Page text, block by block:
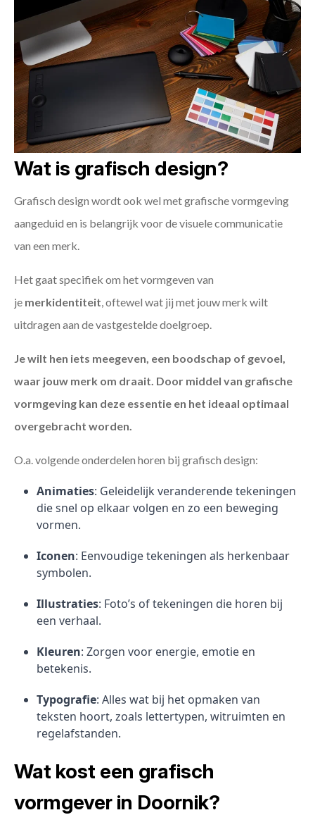
Wat is grafisch design?
Grafisch design wordt ook wel met grafische vormgeving
aangeduid en is belangrijk voor de visuele communicatie
van een merk.
Het gaat specifiek om het vormgeven van
je merkidentiteit , oftewel wat jij met jouw merk wilt
uitdragen aan de vastgestelde doelgroep.
Je wilt hen iets meegeven, een boodschap of gevoel,
waar jouw merk om draait. Door middel van grafische
vormgeving kan deze essentie en het ideaal optimaal
overgebracht worden.
O.a. volgende onderdelen horen bij grafisch design:
Animaties: Geleidelijk veranderende tekeningen
die snel op elkaar volgen en zo een beweging
vormen.
Iconen: Eenvoudige tekeningen als herkenbaar
symbolen.
Illustraties: Foto’s of tekeningen die horen bij
een verhaal.
Kleuren: Zorgen voor energie, emotie en
betekenis.
Typografie: Alles wat bij het opmaken van
teksten hoort, zoals lettertypen, witruimten en
regelafstanden.
Wat kost een grafisch
vormgever in Doornik?